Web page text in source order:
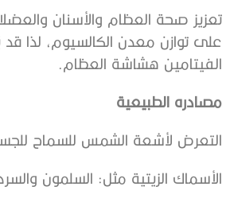
تعزيز صحة العظام والأسنان
على توازن معدن الكالسيوم، لذا
الفيتامين هشاشة العظام.
مصادره الطبيعية
التعرض لأشعة الشمس للسماح للجسم
الأسماك الزيتية مثل: السلمون